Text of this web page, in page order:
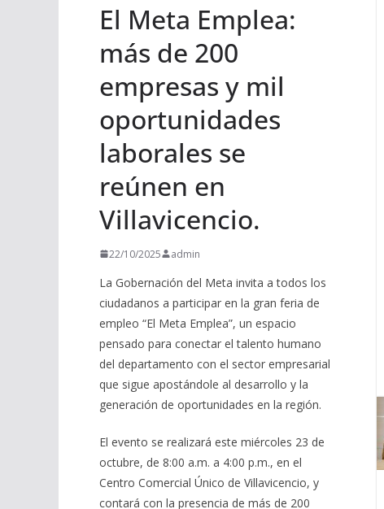
El Meta Emplea:
más de 200
empresas y mil
oportunidades
laborales se
reúnen en
Villavicencio.
22/10/2025 admin
La Gobernación del Meta invita a todos los
ciudadanos a participar en la gran feria de
empleo “El Meta Emplea”, un espacio
pensado para conectar el talento humano
del departamento con el sector empresarial
que sigue apostándole al desarrollo y la
generación de oportunidades en la región.
El evento se realizará este miércoles 23 de
octubre, de 8:00 a.m. a 4:00 p.m., en el
Centro Comercial Único de Villavicencio, y
contará con la presencia de más de 200